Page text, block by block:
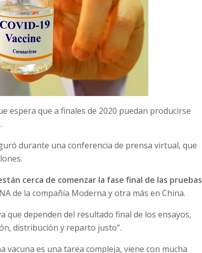
espera que a finales de 2020 puedan producirse
durante una conferencia de prensa virtual, que
cerca de comenzar la fase final de las pruebas
de la compañía Moderna y otra más en China.
que dependen del resultado final de los ensayos,
distribución y reparto justo”.
vacuna es una tarea compleja, viene con mucha